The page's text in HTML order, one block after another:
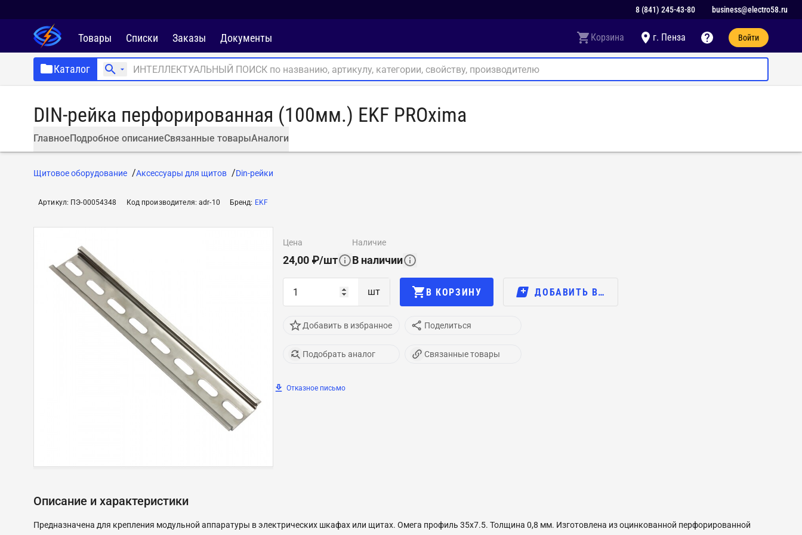
8 (841) 245-43-80 business@electro58.ru
Товары Списки Заказы Документы Корзина г. Пенза Войти
Каталог
DIN-рейка перфорированная (100мм.) EKF PROxima
ГлавноеПодробное описаниеСвязанные товарыАналоги
Щитовое оборудование Aксессуары для щитов Din-рейки
Артикул: ПЭ-00054348 Код производителя:adr-10 Бренд: EKF
цена
24,00 ₽/шт
наличие
В наличии
шт В КОРЗИНУ ДОБАВИТЬ В…
Добавить в избранное Поделиться
Подобрать аналог Связанные товары
Отказное письмо
Описание и характеристики
Предназначена для крепления модульной аппаратуры в электрических шкафах или щитах. Омега профиль 35х7.5. Толщина 0,8 мм. Изготовлена из оцинкованной перфорированной